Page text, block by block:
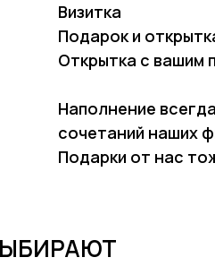
Визитка
Подарок и
Открытка с вашим
Наполнение
сочетаний наших
Подарки от нас